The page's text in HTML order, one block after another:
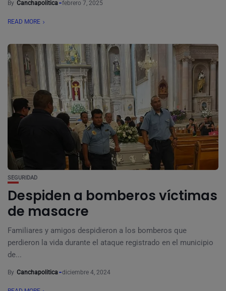
By Canchapolitica febrero 7, 2025
READ MORE
SEGURIDAD
Despiden a bomberos víctimas
de masacre
Familiares y amigos despidieron a los bomberos que
perdieron la vida durante el ataque registrado en el municipio
de...
By Canchapolitica diciembre 4, 2024